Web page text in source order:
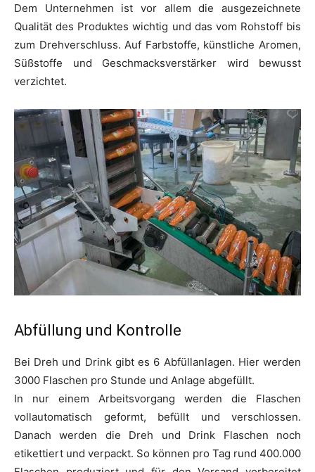
Dem Unternehmen ist vor allem die ausgezeichnete
Qualität des Produktes wichtig und das vom Rohstoff bis
zum Drehverschluss. Auf Farbstoffe, künstliche Aromen,
Süßstoffe und Geschmacksverstärker wird bewusst
verzichtet.
Abfüllung und Kontrolle
Bei Dreh und Drink gibt es 6 Abfüllanlagen. Hier werden
3000 Flaschen pro Stunde und Anlage abgefüllt.
In nur einem Arbeitsvorgang werden die Flaschen
vollautomatisch geformt, befüllt und verschlossen.
Danach werden die Dreh und Drink Flaschen noch
etikettiert und verpackt. So können pro Tag rund 400.000